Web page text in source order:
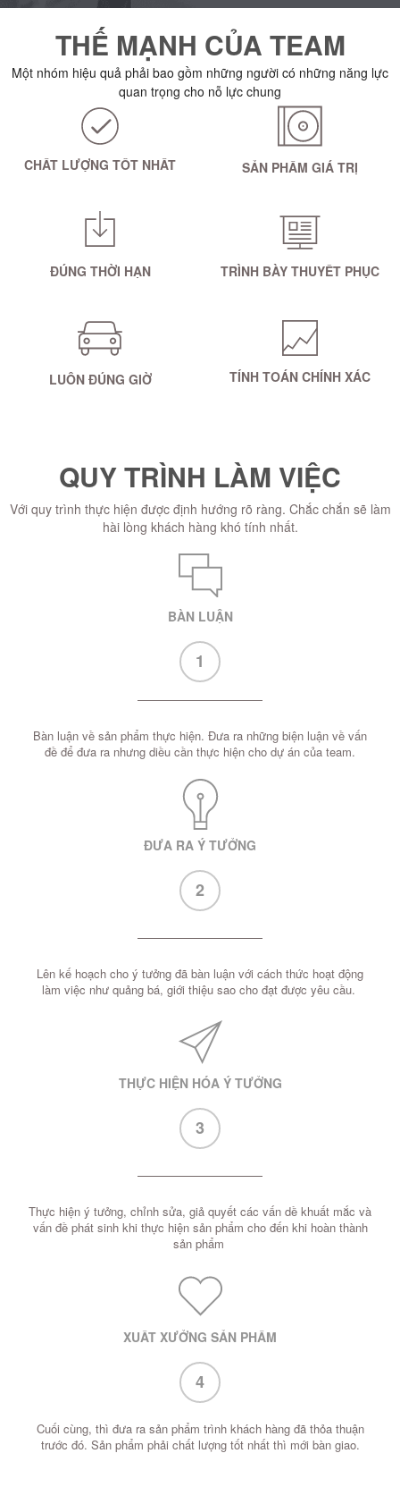
THẾ MẠNH CỦA TEAM
Một nhóm hiệu quả phải bao gồm những người có những năng lực
quan trọng cho nỗ lực chung
CHẤT LƯỢNG TỐT NHẤT SẢN PHẨM GIÁ TRỊ
ĐÚNG THỜI HẠN TRÌNH BÀY THUYẾT PHỤC
LUÔN ĐÚNG GIỜ TÍNH TOÁN CHÍNH XÁC
QUY TRÌNH LÀM VIỆC
Với quy trình thực hiện được định hướng rõ ràng. Chắc chắn sẽ làm
hài lòng khách hàng khó tính nhất.
BÀN LUẬN
1
Bàn luận về sản phẩm thực hiện. Đưa ra những biện luận về vấn
đề để đưa ra nhưng diều cần thực hiện cho dự án của team.
ĐƯA RA Ý TƯỞNG
2
Lên kế hoạch cho ý tưởng đã bàn luận với cách thức hoạt động
làm việc như quảng bá, giới thiệu sao cho đạt được yêu cầu.
THỰC HIỆN HÓA Ý TƯỞNG
3
Thực hiện ý tưởng, chỉnh sửa, giả quyết các vấn dề khuất mắc và
vấn đề phát sinh khi thực hiện sản phẩm cho đến khi hoàn thành
sản phẩm
XUẤT XƯỞNG SẢN PHẨM
4
Cuối cùng, thì đưa ra sản phẩm trình khách hàng đã thỏa thuận
trước đó. Sản phẩm phải chất lượng tốt nhất thì mới bàn giao.